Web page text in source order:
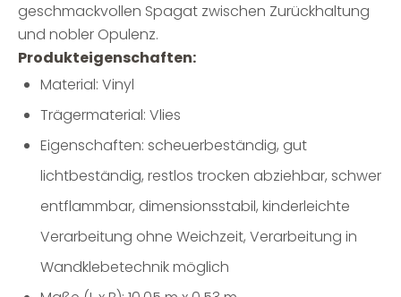
geschmackvollen Spagat zwischen Zurückhaltung
und nobler Opulenz.
Produkteigenschaften:
Material: Vinyl
Trägermaterial: Vlies
Eigenschaften: scheuerbeständig, gut
lichtbeständig, restlos trocken abziehbar, schwer
entflammbar, dimensionsstabil, kinderleichte
Verarbeitung ohne Weichzeit, Verarbeitung in
Wandklebetechnik möglich